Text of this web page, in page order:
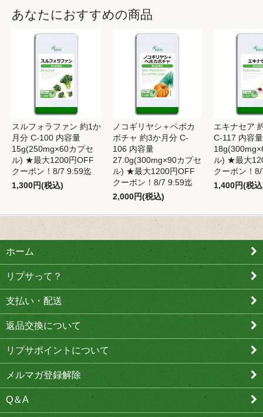
あなたにおすすめの商品
スルフォラファン 約1か
月分 C-100 内容量
15g(250mg×60カプセ
ル) ★最大1200円OFF
クーポン！8/7 9:59迄
1,300円(税込)
ノコギリヤシ＋ペポカ
ボチャ 約3か月分 C-
106 内容量
27.0g(300mg×90カプセ
ル) ★最大1200円OFF
クーポン！8/7 9:59迄
2,000円(税込)
エキナセア
C-117 内容量
ル) ★最大
クーポン！
1,400円(税
ホーム
リプサって？
支払い・配送
返品交換について
リプサポイントについて
メルマガ登録解除
Q＆A